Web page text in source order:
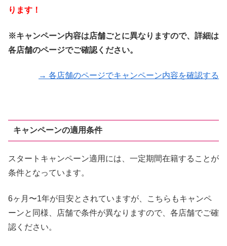
ります！
※キャンペーン内容は店舗ごとに異なりますので、詳細は
各店舗のページでご確認ください。
→ 各店舗のページでキャンペーン内容を確認する
キャンペーンの適用条件
スタートキャンペーン適用には、一定期間在籍することが
条件となっています。
6ヶ月〜1年が目安とされていますが、こちらもキャンペ
ーンと同様、店舗で条件が異なりますので、各店舗でご確
認ください。